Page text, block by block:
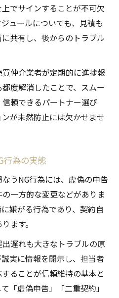
でサインすることが不可欠
ュールについても、見積も
共有し、後からのトラブル
仲介業者が定期的に進捗報
度解消したことで、スムー
頼できるパートナー選び
が未然防止には欠かせませ
行為の実態
うNG行為には、虚偽の申告
一方的な変更などがありま
嫌がる行為であり、契約自
ます。
遅れも大きなトラブルの原
実に情報を開示し、担当者
ることが信頼維持の基本と
「虚偽申告」「二重契約」